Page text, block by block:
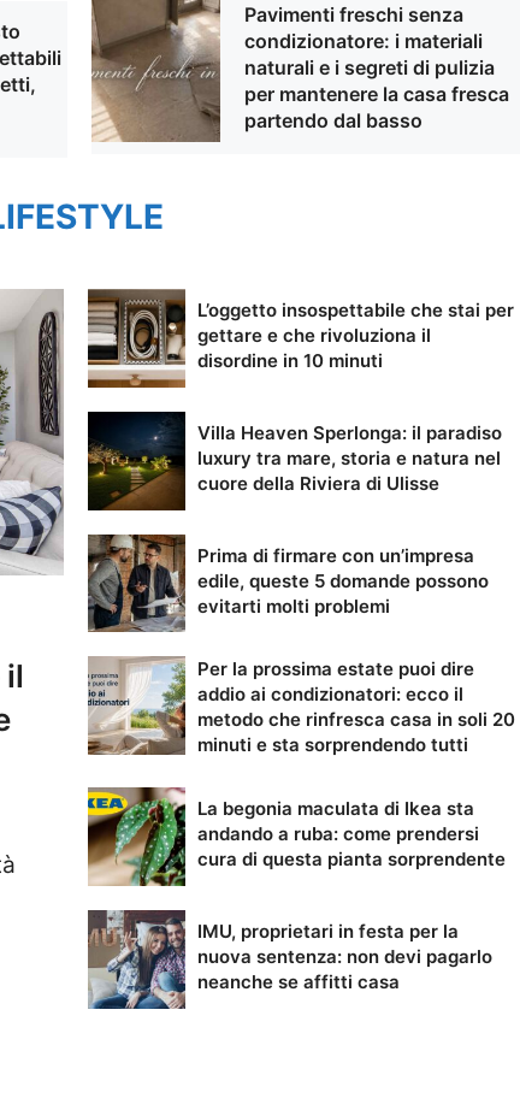
Pavimenti freschi senza
condizionatore: i materiali
naturali e i segreti di pulizia
per mantenere la casa fresca
partendo dal basso
L’oggetto insospettabile che stai per
gettare e che rivoluziona il
disordine in 10 minuti
Villa Heaven Sperlonga: il paradiso
luxury tra mare, storia e natura nel
cuore della Riviera di Ulisse
Prima di firmare con un’impresa
edile, queste 5 domande possono
evitarti molti problemi
Per la prossima estate puoi dire
addio ai condizionatori: ecco il
metodo che rinfresca casa in soli 20
minuti e sta sorprendendo tutti
La begonia maculata di Ikea sta
andando a ruba: come prendersi
cura di questa pianta sorprendente
IMU, proprietari in festa per la
nuova sentenza: non devi pagarlo
neanche se affitti casa